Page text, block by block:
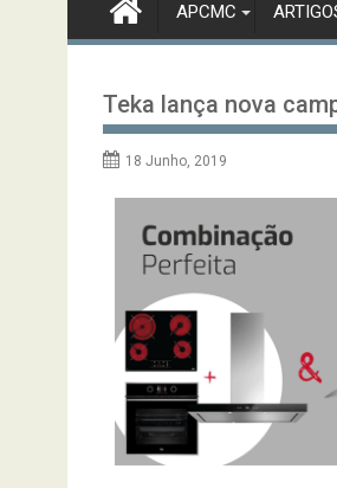
APCMC
Teka lança nova
18 Junho, 2019